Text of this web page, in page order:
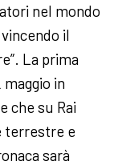
nel mondo
il
La prima
in
che su Rai
terrestre e
sarà